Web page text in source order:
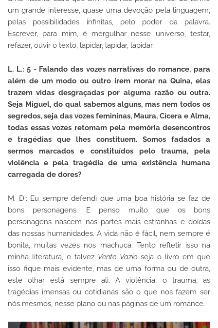
um grande interesse, quase uma devoção pela linguagem,
pelas possibilidades infinitas, pelo poder da palavra.
Escrever, para mim, é mergulhar nesse universo, testar,
refazer, ouvir o texto, lapidar, lapidar, lapidar.
L. L.: 5 - Falando das vozes narrativas do romance, para
além de um modo ou outro irem morar na Quina, elas
trazem vidas desgraçadas por alguma razão ou outra.
Seja Miguel, do qual sabemos alguns, mas nem todos os
segredos, seja das vozes femininas, Maura, Cícera e Alma,
todas essas vozes retomam pela memória desencontros
e tragédias que lhes constituem. Somos fadados a
sermos marcados e constituídos pelo trauma, pela
violência e pela tragédia de uma existência humana
carregada de dores?
M. D.: Eu sempre defendi que uma boa história se faz de
bons personagens. E penso muito que os bons
personagens nascem nas partes mais estranhas e doídas
das nossas humanidades. A vida não é fácil, nem sempre é
bonita, muitas vezes nos machuca. Tento refletir isso na
minha literatura, e talvez Vento Vazioseja o livro em que
isso fique mais evidente, mas de uma forma ou de outra,
este olhar está sempre ali. A violência, o trauma, as
tragédias imensas ou cotidianas são o que nos fazem ser
nós mesmos, nesse plano ou nas páginas de um romance.